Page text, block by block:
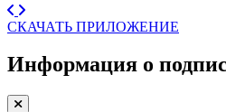
СКАЧАТЬ ПРИЛОЖЕНИЕ
Информация о